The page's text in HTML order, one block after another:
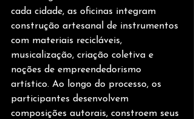
cada cidade, as oficinas integram
construção artesanal de instrumentos
com materiais recicláveis,
musicalização, criação coletiva e
noções de empreendedorismo
artístico. Ao longo do processo, os
participantes desenvolvem
composições autorais, constroem seus